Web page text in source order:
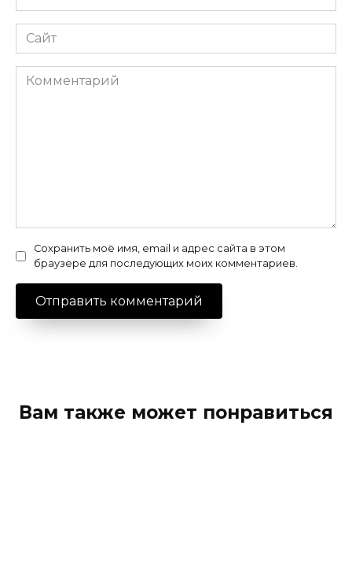
*
Сайт
Комментарий
Сохранить моё имя, email и адрес сайта в этом
браузере для последующих моих комментариев.
Вам также может понравиться